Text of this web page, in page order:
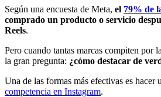
Según una encuesta de Meta, el 79% de
comprado un producto o servicio
Reels.
Pero cuando tantas marcas compiten por
la gran pregunta: ¿cómo destacar de
Una de las formas más efectivas es hacer
competencia en Instagram.